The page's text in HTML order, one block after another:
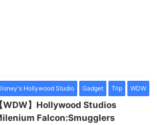
Hollywood Studio Gadget Trip WDW
【WDW】Hollywood Studios
Falcon:Smugglers